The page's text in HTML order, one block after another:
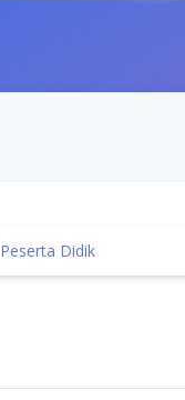
Peserta Didik